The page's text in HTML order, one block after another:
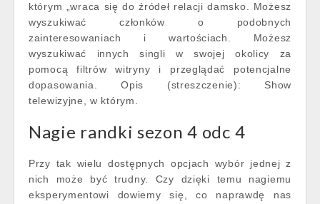
którym „wraca się do źródeł relacji damsko. Możesz
wyszukiwać członków o podobnych
zainteresowaniach i wartościach. Możesz
wyszukiwać innych singli w swojej okolicy za
pomocą filtrów witryny i przeglądać potencjalne
dopasowania. Opis (streszczenie): Show
telewizyjne, w którym.
Nagie randki sezon 4 odc 4
Przy tak wielu dostępnych opcjach wybór jednej z
nich może być trudny. Czy dzięki temu nagiemu
eksperymentowi dowiemy się, co naprawdę nas